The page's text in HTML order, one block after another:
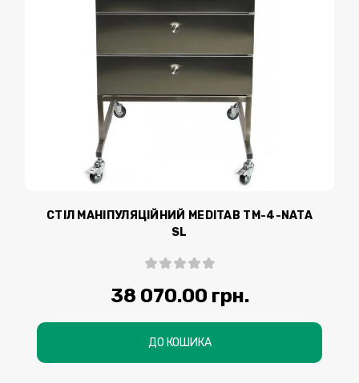
СТІЛ МАНІПУЛЯЦІЙНИЙ MEDITAB TM-4-NATA
SL
38 070.00 грн.
ДО КОШИКА